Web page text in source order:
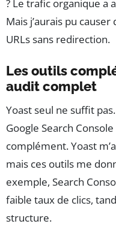
? Le trafic organique a
Mais j’aurais pu causer
URLs sans redirection.
Les outils
audit complet
Yoast seul ne suffit
Google Search
complément. Yoast
mais ces outils me
exemple, Search
faible taux de clics,
structure.